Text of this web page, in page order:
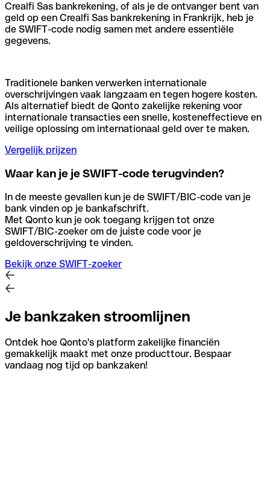
Crealfi Sas bankrekening, of als je de ontvanger bent van
geld op een Crealfi Sas bankrekening in Frankrijk, heb je
de SWIFT-code nodig samen met andere essentiële
gegevens.
Traditionele banken verwerken internationale
overschrijvingen vaak langzaam en tegen hogere kosten.
Als alternatief biedt de Qonto zakelijke rekening voor
internationale transacties een snelle, kosteneffectieve en
veilige oplossing om internationaal geld over te maken.
Vergelijk prijzen
Waar kan je je SWIFT-code terugvinden?
In de meeste gevallen kun je de SWIFT/BIC-code van je
bank vinden op je bankafschrift.
Met Qonto kun je ook toegang krijgen tot onze
SWIFT/BIC-zoeker om de juiste code voor je
geldoverschrijving te vinden.
Bekijk onze SWIFT-zoeker
Je bankzaken stroomlijnen
Ontdek hoe Qonto's platform zakelijke financiën
gemakkelijk maakt met onze producttour. Bespaar
vandaag nog tijd op bankzaken!